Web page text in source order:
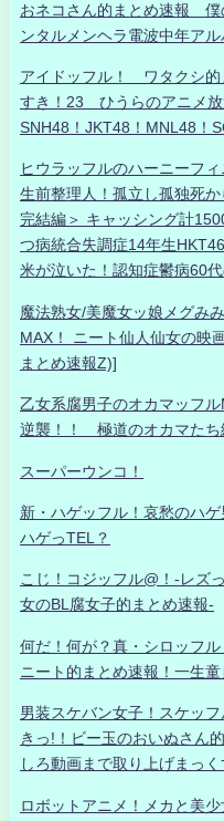
おネコさん的まとめ速報 僕
ンタルメンヘラ電波中年ア
アイドッフル！ ワタクシ
すき！23 ひうらのアニメ
SNH48！JKT48！MNL48！
ヒウラッフルのハーニーフ
生前整理人！孤立し孤独死
完結編＞ キャッシング計
つ病統合失調症14年生
米が泣いた！認知症鬱病60
魔法熟女/美魔女ッ娘メグみ
MAX！ ニート仙人仙女の映
まとめ速報Z)]
乙女系腐男子のオカマッフ
逆襲！！ 極道のオカマたち
スーパーウンコ！
新・ハゲッフル！哀愁のハ
ハゲっTEL？
こじ！コジッフル@！-レズ
女のBL腐女子的まとめ速報-
何だ！何が？真・シロッ
ニート的まとめ速報！一生童
男装スケバン女子！スケッ
きっ!！ビー玉のおいぬさん
しろ動画まで取り上げまっく
ロボットアニメ！メカと美